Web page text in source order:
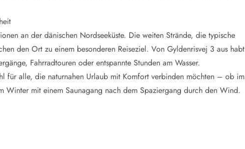
an der dänischen Nordseeküste. Die weiten Strände, die typische
den Ort zu einem besonderen Reiseziel. Von Gyldenrisvej 3 aus habt
Fahrradtouren oder entspannte Stunden am Wasser.
für alle, die naturnahen Urlaub mit Komfort verbinden möchten – ob im
Winter mit einem Saunagang nach dem Spaziergang durch den Wind.